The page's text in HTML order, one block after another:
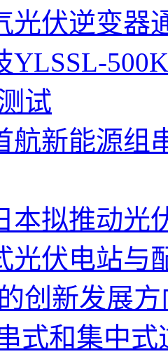
光伏逆变器
YLSSL-
试
航新能源组
本拟推动光
光伏电站
创新发展方
式和集中